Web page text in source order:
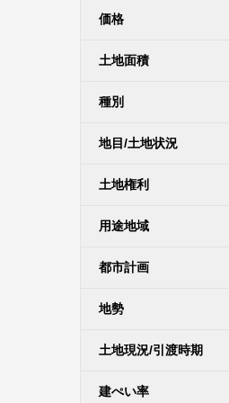
価格
土地面積
種別
地目/土地状況
土地権利
用途地域
都市計画
地勢
土地現況/引渡時期
建ぺい率